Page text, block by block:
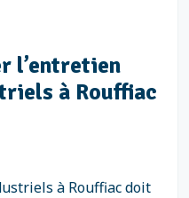
l’entretien
à Rouffiac
à Rouffiac doit